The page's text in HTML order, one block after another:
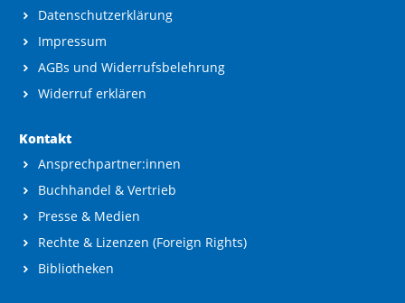
Datenschutzerklärung
Impressum
AGBs und Widerrufsbelehrung
Widerruf erklären
Kontakt
Ansprechpartner:innen
Buchhandel & Vertrieb
Presse & Medien
Rechte & Lizenzen (Foreign Rights)
Bibliotheken